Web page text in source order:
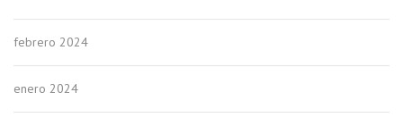
febrero 2024
enero 2024